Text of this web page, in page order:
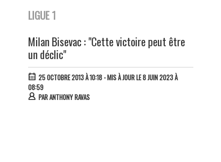
LIGUE 1
Milan Bisevac : "Cette victoire peut être
un déclic"
25 OCTOBRE 2013 À 10:18- MIS À JOUR LE 8 JUIN 2023 À
08:59
PARANTHONY RAVAS